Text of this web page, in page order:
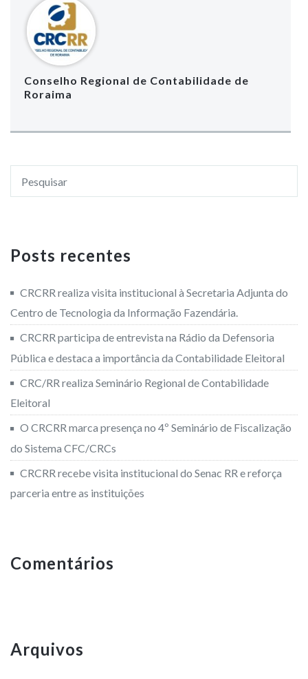
Conselho Regional de Contabilidade de
Roraima
Posts recentes
CRCRR realiza visita institucional à Secretaria Adjunta do
Centro de Tecnologia da Informação Fazendária.
CRCRR participa de entrevista na Rádio da Defensoria
Pública e destaca a importância da Contabilidade Eleitoral
CRC/RR realiza Seminário Regional de Contabilidade
Eleitoral
O CRCRR marca presença no 4º Seminário de Fiscalização
do Sistema CFC/CRCs
CRCRR recebe visita institucional do Senac RR e reforça
parceria entre as instituições
Comentários
Arquivos